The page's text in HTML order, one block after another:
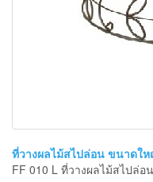
ที่วางผลไม้สไปล่อน ขนาดใ
FF 010 L ที่วางผลไม้สไปล่